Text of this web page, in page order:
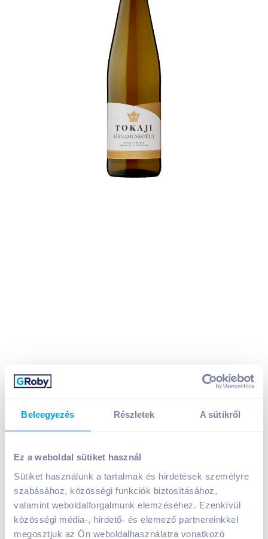
Beleegyezés Részletek A sütikről
Ez a weboldal sütiket használ
Sütiket használunk a tartalmak és hirdetések személyre
szabásához, közösségi funkciók biztosításához,
valamint weboldalforgalmunk elemzéséhez. Ezenkívül
közösségi média-, hirdető- és elemező partnereinkkel
megosztjuk az Ön weboldalhasználatra vonatkozó
fehérbor
A termék megszűnt
Bevásárlólistához adom Értesíts, ha olcsóbb!